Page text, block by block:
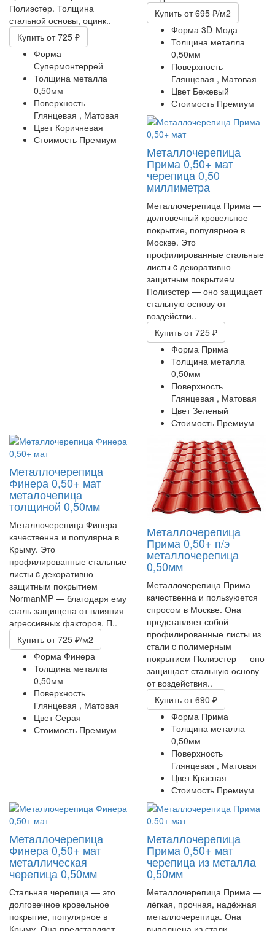
Полиэстер. Толщина
стальной основы, оцинк..
Купить от 725 ₽
Форма
Супермонтеррей
Толщина металла
0,50мм
Поверхность
Глянцевая , Матовая
Цвет Коричневая
Стоимость Премиум
Купить от 695 ₽/м2
Форма 3D-Мода
Толщина металла
0,50мм
Поверхность
Глянцевая , Матовая
Цвет Бежевый
Стоимость Премиум
Металлочерепица
Прима 0,50+ мат
черепица 0,50
миллиметра
Металлочерепица Прима —
долговечный кровельное
покрытие, популярное в
Москве. Это
профилированные стальные
листы c декоративно-
защитным покрытием
Полиэстер — оно защищает
стальную основу от
воздействи..
Купить от 725 ₽
Форма Прима
Толщина металла
0,50мм
Поверхность
Глянцевая , Матовая
Цвет Зеленый
Стоимость Премиум
Металлочерепица
Финера 0,50+ мат
металочепица
толщиной 0,50мм
Металлочерепица Финера —
качественна и популярна в
Крыму. Это
профилированные стальные
листы c декоративно-
защитным покрытием
NormanMP — благодаря ему
сталь защищена от влияния
агрессивных факторов. П..
Купить от 725 ₽/м2
Форма Финера
Толщина металла
0,50мм
Поверхность
Глянцевая , Матовая
Цвет Серая
Стоимость Премиум
Металлочерепица
Прима 0,50+ п/э
металлочерепица
0,50мм
Металлочерепица Прима —
качественна и пользуюется
спросом в Москве. Она
представляет собой
профилированные листы из
стали c полимерным
покрытием Полиэстер — оно
защищает стальную основу
от воздействия..
Купить от 690 ₽
Форма Прима
Толщина металла
0,50мм
Поверхность
Глянцевая , Матовая
Цвет Красная
Стоимость Премиум
Металлочерепица
Финера 0,50+ мат
металлическая
черепица 0,50мм
Стальная черепица — это
долговечное кровельное
покрытие, популярное в
Металлочерепица
Прима 0,50+ мат
черепица из металла
0,50мм
Металлочерепица Прима —
лёгкая, прочная, надёжная
металлочерепица. Она